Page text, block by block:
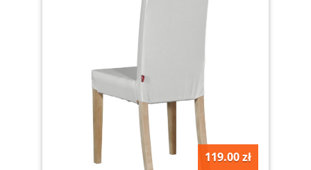
119.00 zł